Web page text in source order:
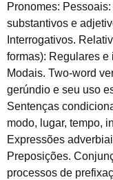
Pronomes:
substantivos e
Interrogativos.
formas): Regulares
Modais. Two-word
gerúndio e seu uso
Sentenças
modo, lugar, tempo,
Expressões
Preposições.
processos de